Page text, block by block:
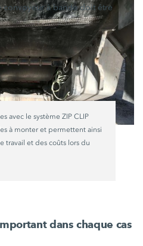
à bande doit être
avec le système ZIP CLIP
à monter et permettent ainsi
travail et des coûts lors du
dans chaque cas